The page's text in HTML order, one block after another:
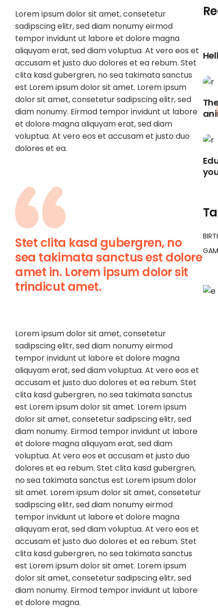
Lorem ipsum dolor sit amet, consetetur
sadipscing elitr, sed diam nonumy eirmod
tempor invidunt ut labore et dolore magna
aliquyam erat, sed diam voluptua. At vero eos et
accusam et justo duo dolores et ea rebum. Stet
clita kasd gubergren, no sea takimata sanctus
est Lorem ipsum dolor sit amet. Lorem ipsum
dolor sit amet, consetetur sadipscing elitr, sed
diam nonumy. Eirmod tempor invidunt ut labore
et dolore magna aliquyam erat, sed diam
voluptua. At vero eos et accusam et justo duo
dolores et ea.
Stet clita kasd gubergren, no
sea takimata sanctus est dolore
amet in. Lorem ipsum dolor sit
trindicut amet.
Lorem ipsum dolor sit amet, consetetur
sadipscing elitr, sed diam nonumy eirmod
tempor invidunt ut labore et dolore magna
aliquyam erat, sed diam voluptua. At vero eos et
accusam et justo duo dolores et ea rebum. Stet
clita kasd gubergren, no sea takimata sanctus
est Lorem ipsum dolor sit amet. Lorem ipsum
dolor sit amet, consetetur sadipscing elitr, sed
diam nonumy. Eirmod tempor invidunt ut labore
et dolore magna aliquyam erat, sed diam
voluptua. At vero eos et accusam et justo duo
dolores et ea rebum. Stet clita kasd gubergren,
no sea takimata sanctus est Lorem ipsum dolor
sit amet. Lorem ipsum dolor sit amet, consetetur
sadipscing elitr, sed diam nonumy eirmod
tempor invidunt ut labore et dolore magna
aliquyam erat, sed diam voluptua. At vero eos et
accusam et justo duo dolores et ea rebum. Stet
clita kasd gubergren, no sea takimata sanctus
est Lorem ipsum dolor sit amet. Lorem ipsum
dolor sit amet, consetetur sadipscing elitr, sed
diam nonumy. Eirmod tempor invidunt ut labore
et dolore magna.